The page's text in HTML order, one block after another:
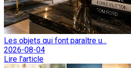
Les objets qui font paraître u...
2026-08-04
Lire l'article